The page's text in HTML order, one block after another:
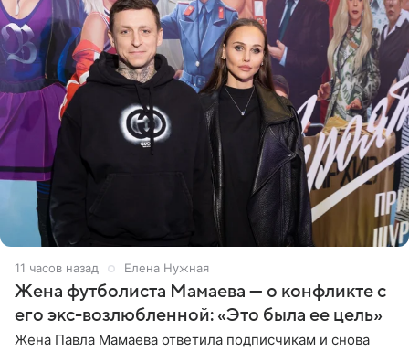
11 часов назад Елена Нужная
Жена футболиста Мамаева — о конфликте с
его экс-возлюбленной: «Это была ее цель»
Жена Павла Мамаева ответила подписчикам и снова